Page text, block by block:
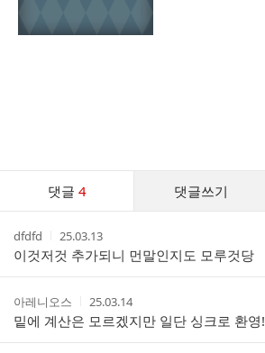
댓글 4 댓글쓰기
스
작
성
자
dfdfd
작
성
시
간
25.03.13
이것저것 추가되니 먼말인지도 모루것당
작
성
자
아레니오스
작
성
시
간
25.03.14
밑에 계산은 모르겠지만 일단 싱크로 환영!